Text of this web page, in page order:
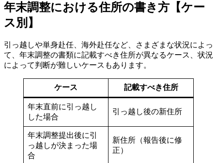
年末調整における住所の書き方【ケー
ス別】
引っ越しや単身赴任、海外赴任など、さまざまな状況によっ
て、年末調整の書類に記載すべき住所が異なるケース、状況
によって判断が難しいケースもあります。
ケース 記載すべき住所
年末直前に引っ越し
した場合
引っ越し後の新住所
年末調整提出後に引
っ越しが決まった場
合
新住所（報告後に修
正）